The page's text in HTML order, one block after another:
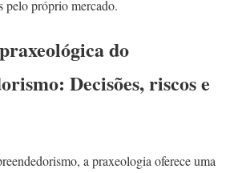
pelo próprio mercado.
do
Decisões, riscos e
a praxeologia oferece uma